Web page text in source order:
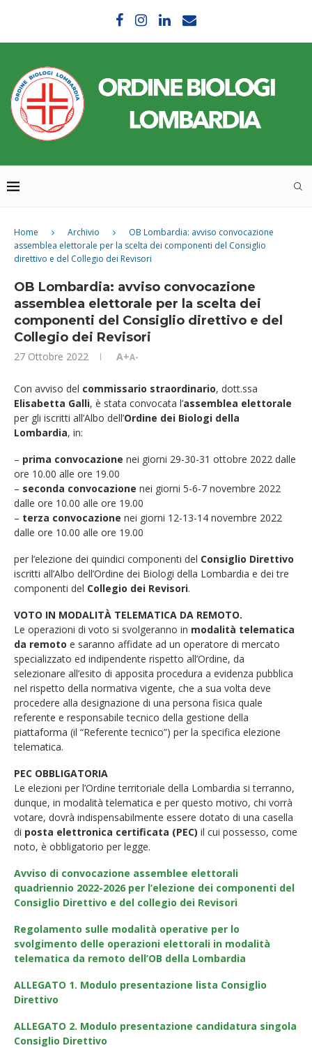
Home Archivio
OB Lombardia: avviso convocazione
assemblea elettorale per la scelta dei componenti del Consiglio
direttivo e del Collegio dei Revisori
OB Lombardia: avviso convocazione
assemblea elettorale per la scelta dei
componenti del Consiglio direttivo e del
Collegio dei Revisori
27 Ottobre 2022 A+A-
Con avviso del commissario straordinario, dott.ssa
Elisabetta Galli, è stata convocata l’assemblea elettorale
per gli iscritti all’Albo dell’Ordine dei Biologi della
Lombardia, in:
– prima convocazione nei giorni 29-30-31 ottobre 2022 dalle
ore 10.00 alle ore 19.00
– seconda convocazione nei giorni 5-6-7 novembre 2022
dalle ore 10.00 alle ore 19.00
– terza convocazione nei giorni 12-13-14 novembre 2022
dalle ore 10.00 alle ore 19.00
per l’elezione dei quindici componenti del Consiglio Direttivo
iscritti all’Albo dell’Ordine dei Biologi della Lombardia e dei tre
componenti del Collegio dei Revisori.
VOTO IN MODALITÀ TELEMATICA DA REMOTO.
Le operazioni di voto si svolgeranno in modalità telematica
da remoto e saranno affidate ad un operatore di mercato
specializzato ed indipendente rispetto all’Ordine, da
selezionare all’esito di apposita procedura a evidenza pubblica
nel rispetto della normativa vigente, che a sua volta deve
procedere alla designazione di una persona fisica quale
referente e responsabile tecnico della gestione della
piattaforma (il “Referente tecnico”) per la specifica elezione
telematica.
PEC OBBLIGATORIA
Le elezioni per l’Ordine territoriale della Lombardia si terranno,
dunque, in modalità telematica e per questo motivo, chi vorrà
votare, dovrà indispensabilmente essere dotato di una casella
di posta elettronica certificata (PEC) il cui possesso, come
noto, è obbligatorio per legge.
Avviso di convocazione assemblee elettorali
quadriennio 2022-2026 per l’elezione dei componenti del
Consiglio Direttivo e del collegio dei Revisori
Regolamento sulle modalità operative per lo
svolgimento delle operazioni elettorali in modalità
telematica da remoto dell’OB della Lombardia
ALLEGATO 1. Modulo presentazione lista Consiglio
Direttivo
ALLEGATO 2. Modulo presentazione candidatura singola
Consiglio Direttivo